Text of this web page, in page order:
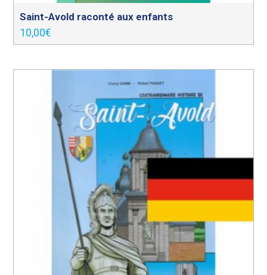
Saint-Avold raconté aux enfants
10,00€